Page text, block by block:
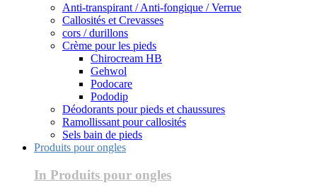
Anti-transpirant / Anti-fongique / Verrue
Callosités et Crevasses
cors / durillons
Crème pour les pieds
Chirocream HB
Gehwol
Podocare
Pododip
Déodorants pour pieds et chaussures
Ramollissant pour callosités
Sels bain de pieds
Produits pour ongles
In Produits pour ongles